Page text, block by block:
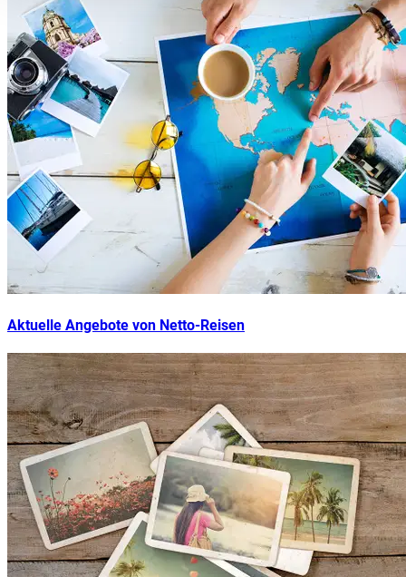
Aktuelle Angebote von Netto-Reisen